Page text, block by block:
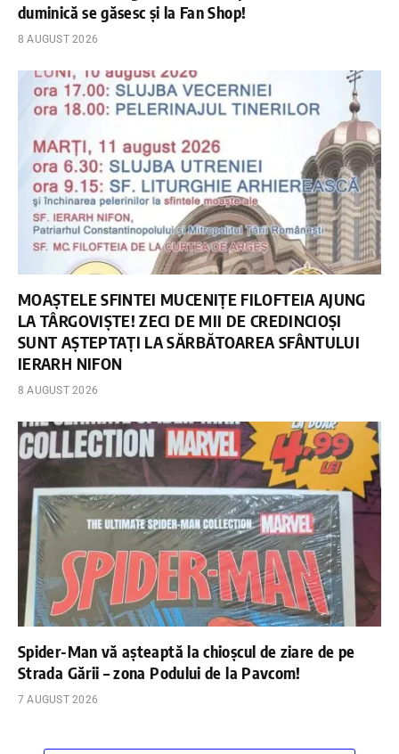
duminică se găsesc și la Fan Shop!
8 AUGUST 2026
MOAȘTELE SFINTEI MUCENIȚE FILOFTEIA AJUNG
LA TÂRGOVIȘTE! ZECI DE MII DE CREDINCIOȘI
SUNT AȘTEPTAȚI LA SĂRBĂTOAREA SFÂNTULUI
IERARH NIFON
8 AUGUST 2026
Spider-Man vă așteaptă la chioșcul de ziare de pe
Strada Gării – zona Podului de la Pavcom!
7 AUGUST 2026